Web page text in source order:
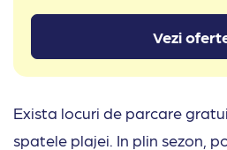
Vezi
Exista locuri de parcare
spatele plajei. In plin sezon,